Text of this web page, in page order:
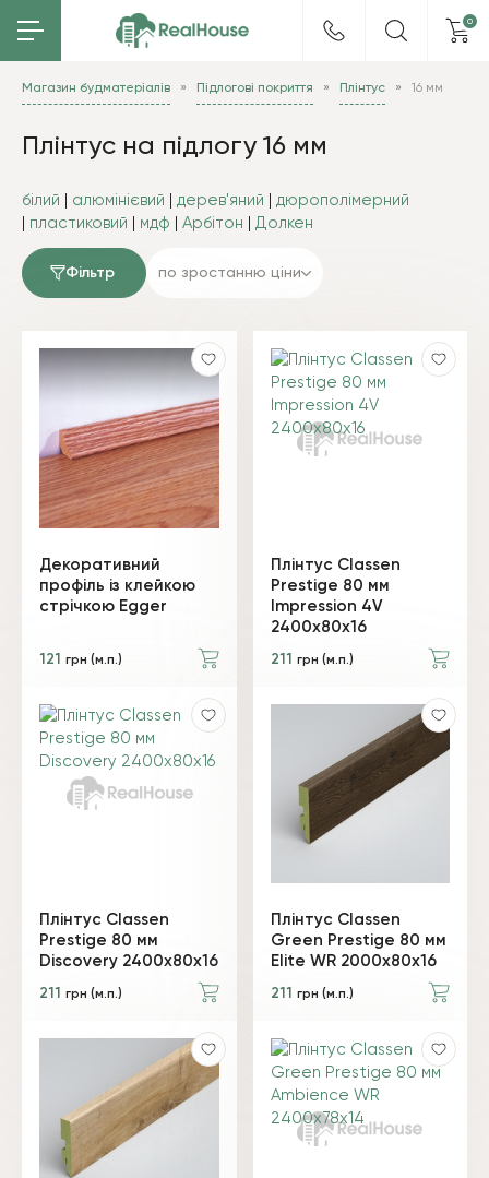
0
Магазин будматеріалів Підлогові покриття Плінтус 16 мм
Плінтус на підлогу 16 мм
білий алюмінієвий дерев'яний
дюрополімерний
пластиковий мдф Арбітон Долкен
Фільтр по зростанню ціни
Декоративний
профіль із клейкою
стрічкою Egger
121 грн (м.п.)
Плінтус Classen
Prestige 80 мм
Impression 4V
2400x80x16
211 грн (м.п.)
Плінтус Classen
Prestige 80 мм
Discovery 2400x80x16
211 грн (м.п.)
Плінтус Classen
Green Prestige 80 мм
Elite WR 2000x80x16
211 грн (м.п.)